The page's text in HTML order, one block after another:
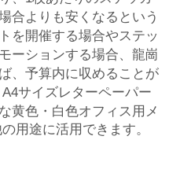
合よりも安くなるという
を開催する場合やステッ
ーションする場合、龍崗
、予算内に収めることが
A4サイズレターペーパー
黄色・白色オフィス用メ
用途に活用できます。